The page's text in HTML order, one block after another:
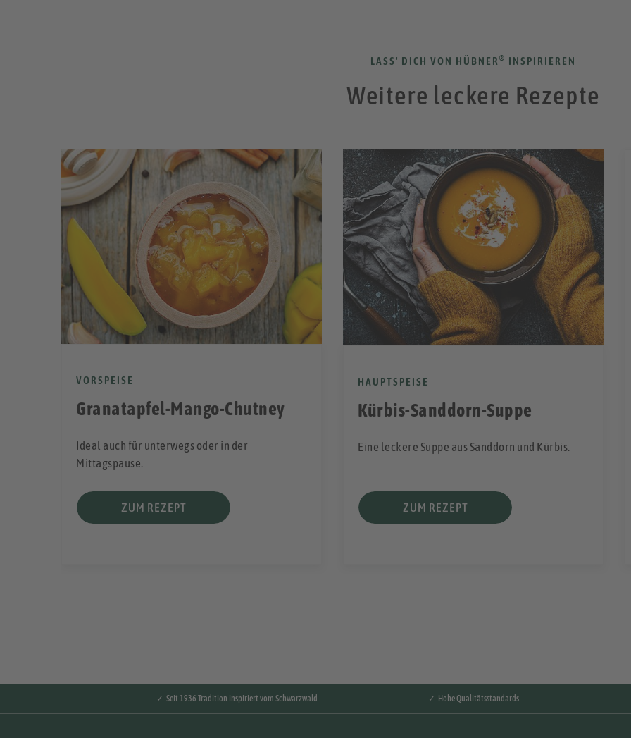
LASS' DICH VON HÜBNER ® INSPIRIEREN
Weitere leckere Rezepte
VORSPEISE
Granatapfel-Mango-Chutney
Ideal auch für unterwegs oder in der
Mittagspause.
ZUM REZEPT
HAUPTSPEISE
Kürbis-Sanddorn-Suppe
Eine leckere Suppe aus Sanddorn und Kürbis.
ZUM REZEPT
✓ Seit 1936 Tradition inspiriert vom Schwarzwald ✓ Hohe Qualitätsstandards